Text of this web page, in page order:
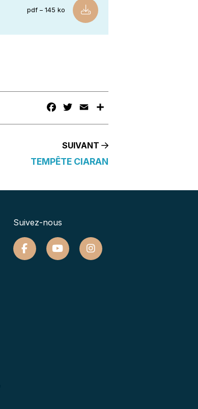
pdf – 145 ko
FACEBOOK
TWITTER
EMAIL
SUIVANT
TEMPÊTE CIARAN
Suivez-nous